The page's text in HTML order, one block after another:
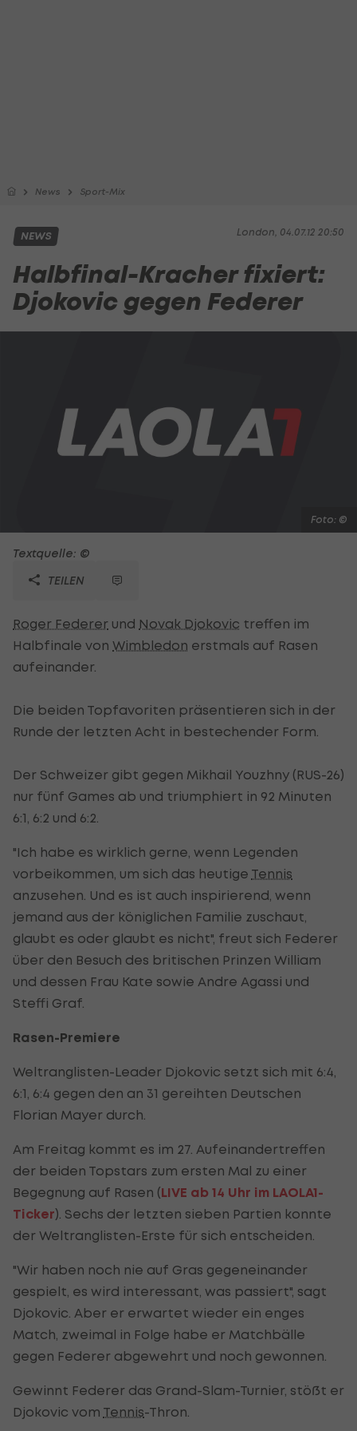
News Sport-Mix
London, 04.07.12 20:50
NEWS
Halbfinal-Kracher fixiert:
Djokovic gegen Federer
Foto: ©
Textquelle: ©
TEILEN
Roger Federer und Novak Djokovic treffen im
Halbfinale von Wimbledon erstmals auf Rasen
aufeinander.
Die beiden Topfavoriten präsentieren sich in der
Runde der letzten Acht in bestechender Form.
Der Schweizer gibt gegen Mikhail Youzhny (RUS-26)
nur fünf Games ab und triumphiert in 92 Minuten
6:1, 6:2 und 6:2.
"Ich habe es wirklich gerne, wenn Legenden
vorbeikommen, um sich das heutige Tennis
anzusehen. Und es ist auch inspirierend, wenn
jemand aus der königlichen Familie zuschaut,
glaubt es oder glaubt es nicht", freut sich Federer
über den Besuch des britischen Prinzen William
und dessen Frau Kate sowie Andre Agassi und
Steffi Graf.
Rasen-Premiere
Weltranglisten-Leader Djokovic setzt sich mit 6:4,
6:1, 6:4 gegen den an 31 gereihten Deutschen
Florian Mayer durch.
Am Freitag kommt es im 27. Aufeinandertreffen
der beiden Topstars zum ersten Mal zu einer
Begegnung auf Rasen (LIVE ab 14 Uhr im LAOLA1-
Ticker). Sechs der letzten sieben Partien konnte
der Weltranglisten-Erste für sich entscheiden.
"Wir haben noch nie auf Gras gegeneinander
gespielt, es wird interessant, was passiert", sagt
Djokovic. Aber er erwartet wieder ein enges
Match, zweimal in Folge habe er Matchbälle
gegen Federer abgewehrt und noch gewonnen.
Gewinnt Federer das Grand-Slam-Turnier, stößt er
Djokovic vom Tennis-Thron.